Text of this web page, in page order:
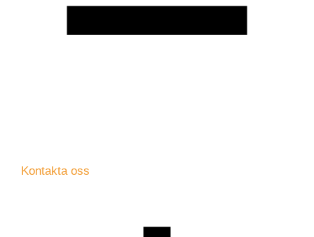
Kontakta oss